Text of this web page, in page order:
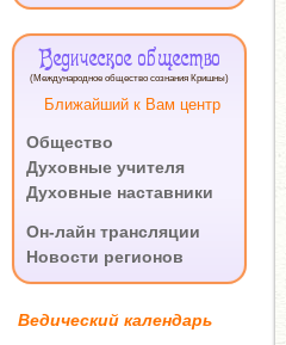
Ведическое общество
(Международное общество сознания Кришны)
Ближайший к Вам центр
Общество
Духовные учителя
Духовные наставники
Он-лайн трансляции
Новости регионов
Ведический календарь